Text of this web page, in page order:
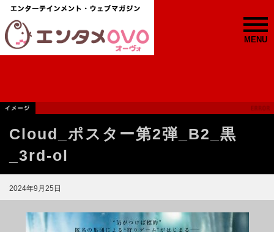
MENU
Cloud_ポスター第2弾_B2_黒
_3rd-ol
2024年9月25日